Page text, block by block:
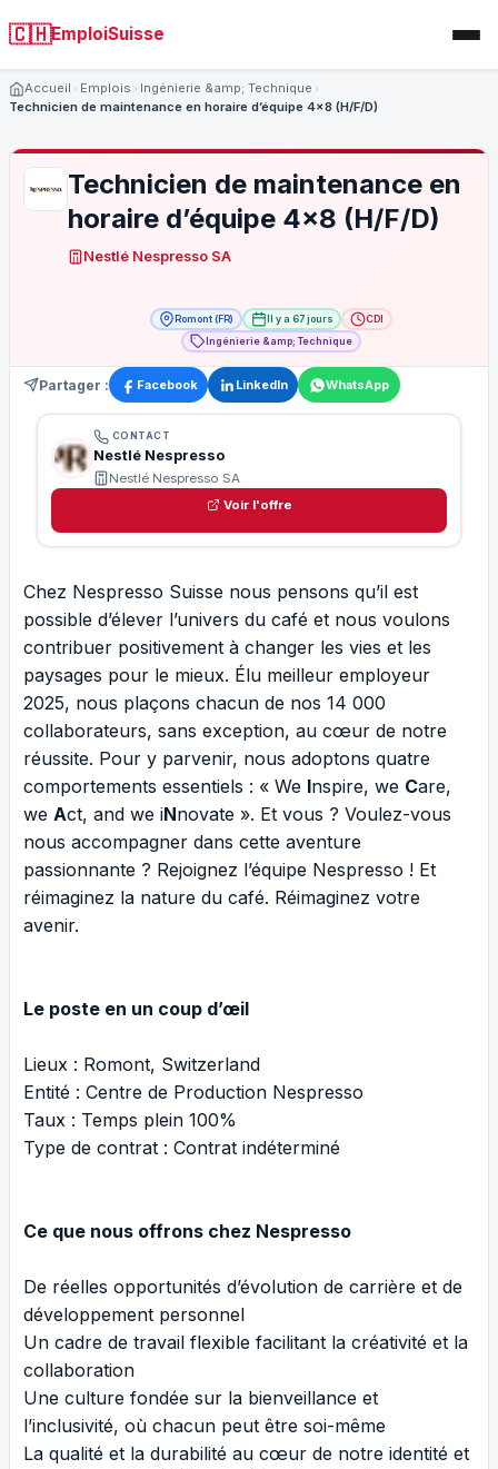
🇨🇭EmploiSuisse
Accueil Emplois
Ingénierie &amp; Technique
Technicien de maintenance en horaire d’équipe 4x8 (H/F/D)
Technicien de maintenance en
horaire d’équipe 4x8 (H/F/D)
Nestlé Nespresso SA
Romont (FR) Il y a 67 jours
CDI
Ingénierie &amp; Technique
Partager : Facebook LinkedIn WhatsApp
CONTACT
Nestlé Nespresso
Nestlé Nespresso SA
Voir l'offre
Chez Nespresso Suisse nous pensons qu’il est
possible d’élever l’univers du café et nous voulons
contribuer positivement à changer les vies et les
paysages pour le mieux. Élu meilleur employeur
2025, nous plaçons chacun de nos 14 000
collaborateurs, sans exception, au cœur de notre
réussite. Pour y parvenir, nous adoptons quatre
comportements essentiels : « We Inspire, we Care,
we Act, and we iNnovate ». Et vous ? Voulez-vous
nous accompagner dans cette aventure
passionnante ? Rejoignez l’équipe Nespresso ! Et
réimaginez la nature du café. Réimaginez votre
avenir.
Le poste en un coup d’œil
Lieux : Romont, Switzerland
Entité : Centre de Production Nespresso
Taux : Temps plein 100%
Type de contrat : Contrat indéterminé
Ce que nous offrons chez Nespresso
De réelles opportunités d’évolution de carrière et de
développement personnel
Un cadre de travail flexible facilitant la créativité et la
collaboration
Une culture fondée sur la bienveillance et
l’inclusivité, où chacun peut être soi-même
La qualité et la durabilité au cœur de notre identité et